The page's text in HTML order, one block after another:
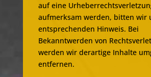
auf eine
aufmerksam werden, bitten wir
entsprechenden Hinweis. Bei
Bekanntwerden von
werden wir derartige Inhalte
entfernen.